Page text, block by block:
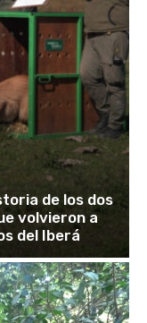
de los dos
volvieron a
del Iberá